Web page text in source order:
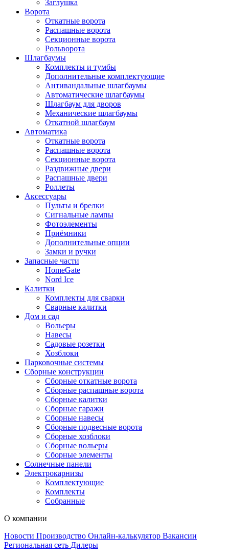
Заглушка
Ворота
Откатные ворота
Распашные ворота
Секционные ворота
Рольворота
Шлагбаумы
Комплекты и тумбы
Дополнительные комплектующие
Антивандальные шлагбаумы
Автоматические шлагбаумы
Шлагбаум для дворов
Механические шлагбаумы
Откатной шлагбаум
Автоматика
Откатные ворота
Распашные ворота
Секционные ворота
Раздвижные двери
Распашные двери
Роллеты
Аксессуары
Пульты и брелки
Сигнальные лампы
Фотоэлементы
Приёмники
Дополнительные опции
Замки и ручки
Запасные части
HomeGate
Nord Ice
Калитки
Комплекты для сварки
Сварные калитки
Дом и сад
Вольеры
Навесы
Садовые розетки
Хозблоки
Парковочные системы
Сборные конструкции
Сборные откатные ворота
Сборные распашные ворота
Сборные калитки
Сборные гаражи
Сборные навесы
Сборные подвесные ворота
Сборные хозблоки
Сборные вольеры
Сборные элементы
Солнечные панели
Электрокарнизы
Комплектующие
Комплекты
Собранные
О компании
Новости Производство Онлайн-калькулятор Вакансии
Региональная сеть Дилеры